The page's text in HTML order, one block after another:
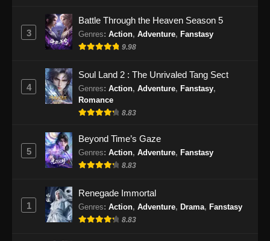
17, 2024
100.000 Years of Refining Qi Episode
Eps 168 - 100.000 Years of Refining Qi
Episode 168 Subtitle Indonesia - September
21, 2024
169 Subtitle Indonesia
Eps 169 - 100.000 Years of Refining Qi
Episode 169 Subtitle Indonesia - September
100.000 Years of Refining Qi Episode
170 Subtitle Indonesia
3
Battle Through the Heaven Season 5
Genres: Action, Adventure, Fanstasy
9.98
4
Soul Land 2 : The Unrivaled Tang Sect
Genres: Action, Adventure, Fanstasy,
Romance
8.83
5
Beyond Time’s Gaze
Genres: Action, Adventure, Fanstasy
8.83
1
Renegade Immortal
Genres: Action, Adventure, Drama, Fanstasy
8.83